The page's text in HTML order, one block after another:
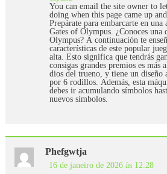
You can email the site owner to
doing when this page came up
Prepárate para embarcarte en
Gates of Olympus. ¿Conoces una
Olympus? A continuación te
características de este popular
alta. Esto significa que tendrás
consigas grandes premios es
dios del trueno, y tiene un diseño
por 6 rodillos. Además, esta
debes ir acumulando símbolos
nuevos símbolos.
Phefgwtja
16 de janeiro de 2026 às 12:28